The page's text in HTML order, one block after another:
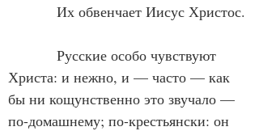
            Их обвенчает Иисус Христос.
Христа: и нежно, и — часто — как
бы ни кощунственно это звучало —
по-домашнему; по-крестьянски: он